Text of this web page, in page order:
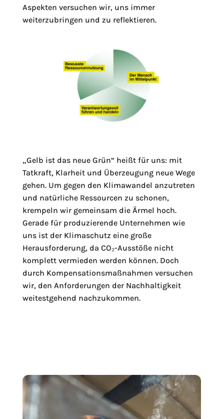
Aspekten versuchen wir, uns immer
weiterzubringen und zu reflektieren.
„Gelb ist das neue Grün“ heißt für uns: mit
Tatkraft, Klarheit und Überzeugung neue Wege
gehen. Um gegen den Klimawandel anzutreten
und natürliche Ressourcen zu schonen,
krempeln wir gemeinsam die Ärmel hoch.
Gerade für produzierende Unternehmen wie
uns ist der Klimaschutz eine große
Herausforderung, da CO₂-Ausstöße nicht
komplett vermieden werden können. Doch
durch Kompensationsmaßnahmen versuchen
wir, den Anforderungen der Nachhaltigkeit
weitestgehend nachzukommen.